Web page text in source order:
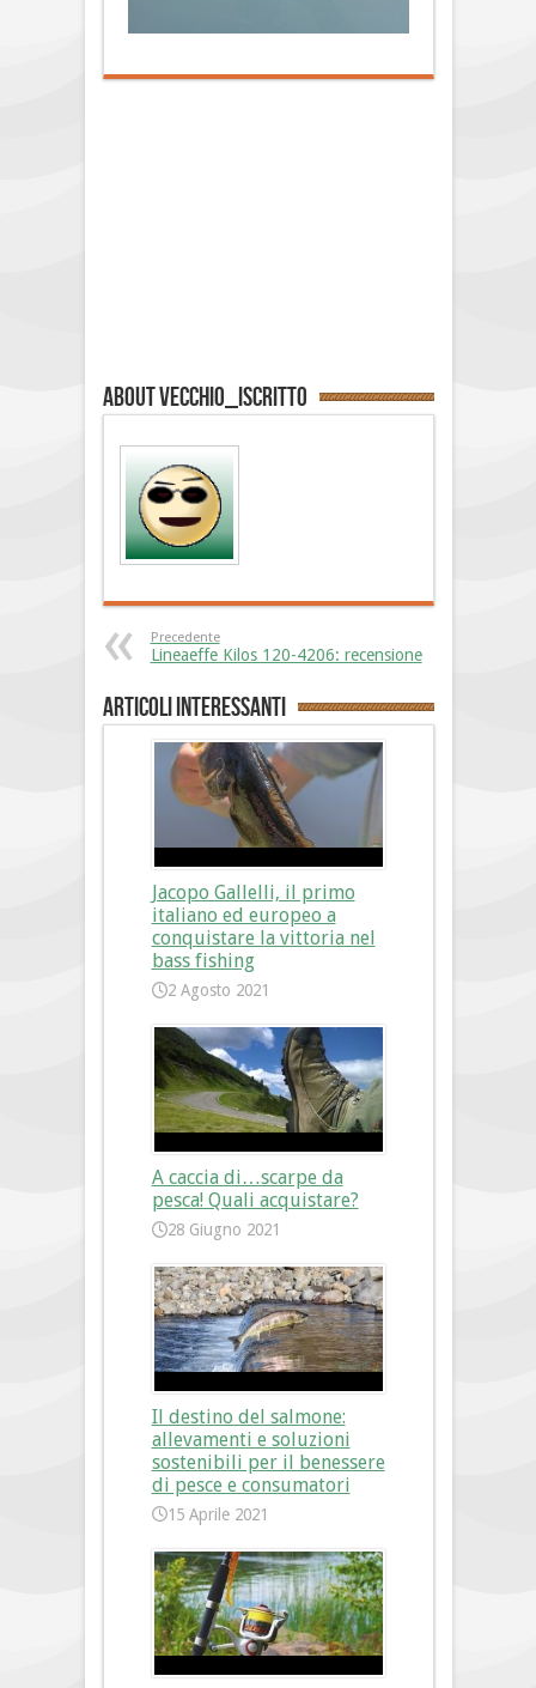
About vecchio_iscritto
Precedente
Lineaeffe Kilos 120-4206: recensione
Articoli interessanti
Jacopo Gallelli, il primo
italiano ed europeo a
conquistare la vittoria nel
bass fishing
2 Agosto 2021
A caccia di…scarpe da
pesca! Quali acquistare?
28 Giugno 2021
Il destino del salmone:
allevamenti e soluzioni
sostenibili per il benessere
di pesce e consumatori
15 Aprile 2021